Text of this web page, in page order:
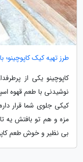
طرز تهیه کیک کاپوچینو؛
کاپوچینو یکی از
نوشیدنی با طعم قهوه
کیکی جلوی شما قرار
مزه و هم تو بافتش یه
بی نظیر و خوش طعم